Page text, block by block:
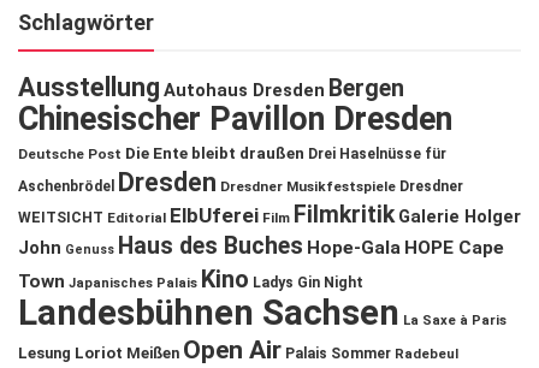
Schlagwörter
Ausstellung Autohaus Dresden Bergen
Chinesischer Pavillon Dresden
Deutsche Post Die Ente bleibt draußen Drei Haselnüsse für
Aschenbrödel
Dresden Dresdner Musikfestspiele Dresdner
WEITSICHT Editorial ElbUferei Film Filmkritik Galerie Holger
John Genuss Haus des Buches Hope-Gala HOPE Cape
Town Japanisches Palais Kino Ladys Gin Night
Landesbühnen Sachsen La Saxe à Paris
Lesung Loriot Meißen Open Air Palais Sommer Radebeul